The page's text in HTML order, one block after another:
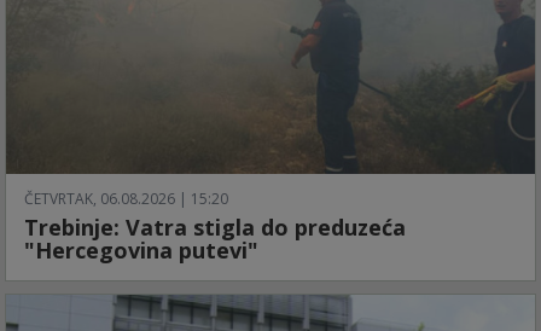
ČETVRTAK, 06.08.2026 | 15:20
Trebinje: Vatra stigla do preduzeća
"Hercegovina putevi"